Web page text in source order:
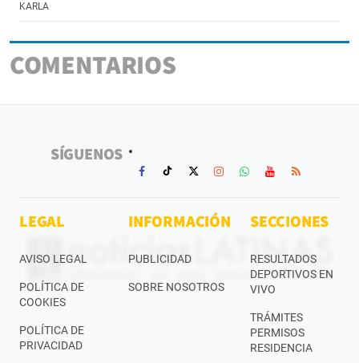
KARLA
COMENTARIOS
SÍGUENOS
LEGAL
AVISO LEGAL
POLÍTICA DE
COOKIES
POLÍTICA DE
PRIVACIDAD
INFORMACIÓN
PUBLICIDAD
SOBRE NOSOTROS
SECCIONES
RESULTADOS
DEPORTIVOS EN
VIVO
TRÁMITES
PERMISOS
RESIDENCIA